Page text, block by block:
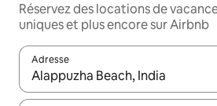
Réservez des locations de
uniques et plus encore sur Airbnb
Adresse
Lorsque les résultats s'affichent,